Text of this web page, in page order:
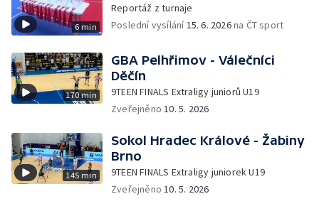
6 min
Reportáž z turnaje
Poslední vysílání15. 6. 2026na ČT sport
170 min
GBA Pelhřimov - Válečníci
Děčín
9TEEN FINALS Extraligy juniorů U19
Zveřejněno10. 5. 2026
145 min
Sokol Hradec Králové - Žabiny
Brno
9TEEN FINALS Extraligy juniorek U19
Zveřejněno10. 5. 2026